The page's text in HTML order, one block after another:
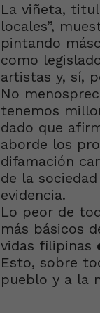
La viñeta,
locales”,
pintando
como
artistas y, sí,
No
tenemos
dado que
aborde los
difamación
de la
evidencia.
Lo peor de
más básicos
vidas filipinas
Esto, sobre
pueblo y a la